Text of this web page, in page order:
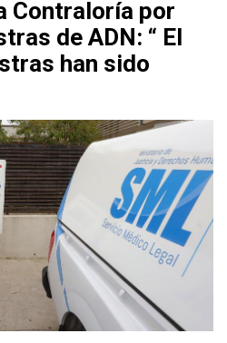
Contraloría por
de ADN: “ El
han sido